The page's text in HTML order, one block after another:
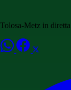
Tolosa-Metz in